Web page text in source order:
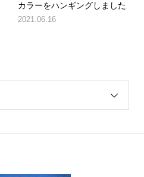
カラーをハンギングしました
2021.06.16